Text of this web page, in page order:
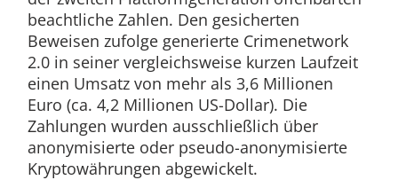
beachtliche Zahlen. Den gesicherten
Beweisen zufolge generierte Crimenetwork
2.0 in seiner vergleichsweise kurzen Laufzeit
einen Umsatz von mehr als 3,6 Millionen
Euro (ca. 4,2 Millionen US-Dollar). Die
Zahlungen wurden ausschließlich über
anonymisierte oder pseudo-anonymisierte
Kryptowährungen abgewickelt.